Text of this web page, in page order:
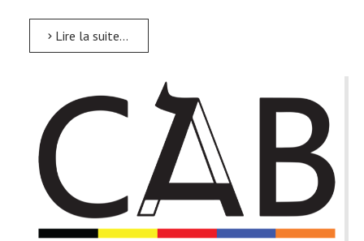
Lire la suite...